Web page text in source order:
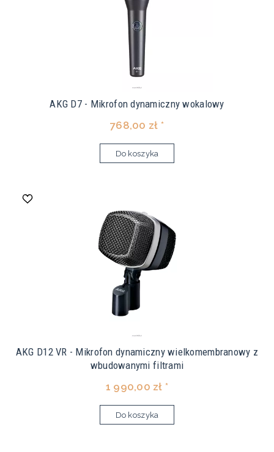
AKG D7 - Mikrofon dynamiczny wokalowy
768,00 zł *
Do koszyka
AKG D12 VR - Mikrofon dynamiczny wielkomembranowy z
wbudowanymi filtrami
1 990,00 zł *
Do koszyka